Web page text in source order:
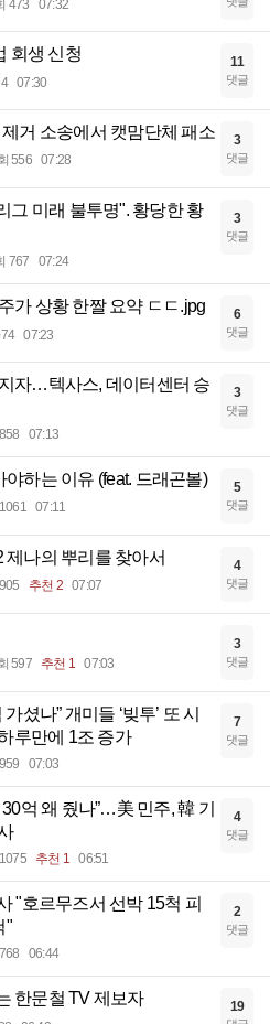
473 07:32
회생 신청
07:30
11
댓글
거 소송에서 캣맘단체 패소
556 07:28
3
댓글
그 미래 불투명". 황당한 황
767 07:24
3
댓글
가 상황 한짤 요약 ㄷㄷ.jpg
07:23
6
댓글
자…텍사스, 데이터센터 승
07:13
3
댓글
하는 이유 (feat. 드래곤볼)
07:11
5
댓글
제나의 뿌리를 찾아서
추천 2 07:07
4
댓글
597 추천 1 07:03
3
댓글
셨나” 개미들 ‘빚투’ 또 시
루만에 1조 증가
07:03
7
댓글
억 왜 줬나”…美 민주, 韓 기
추천 1 06:51
4
댓글
"호르무즈서 선박 15척 피
"
06:44
2
댓글
한문철 TV 제보자 19